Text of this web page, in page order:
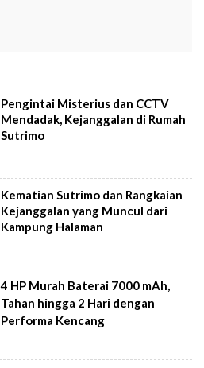
Pengintai Misterius dan CCTV
Mendadak, Kejanggalan di Rumah
Sutrimo
Kematian Sutrimo dan Rangkaian
Kejanggalan yang Muncul dari
Kampung Halaman
4 HP Murah Baterai 7000 mAh,
Tahan hingga 2 Hari dengan
Performa Kencang